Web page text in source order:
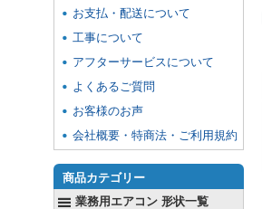
お支払・配送について
工事について
アフターサービスについて
よくあるご質問
お客様のお声
会社概要・特商法・ご利用規約
商品カテゴリー
業務用エアコン 形状一覧